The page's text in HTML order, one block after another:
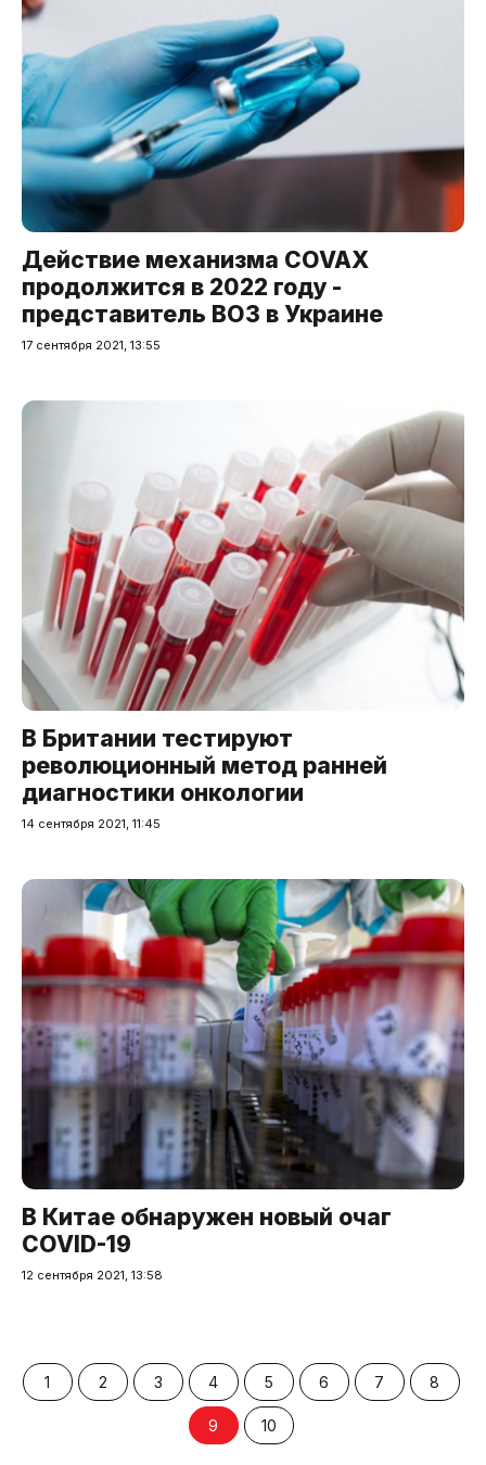
Действие механизма COVAX
продолжится в 2022 году -
представитель ВОЗ в Украине
17 сентября 2021, 13:55
В Британии тестируют
революционный метод ранней
диагностики онкологии
14 сентября 2021, 11:45
В Китае обнаружен новый очаг
COVID-19
12 сентября 2021, 13:58
1 2 3 4 5 6 7 8
9 10